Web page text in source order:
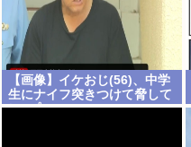
【画像】イケおじ(56)、中学
生にナイフ突きつけて脅して
レ●プwww